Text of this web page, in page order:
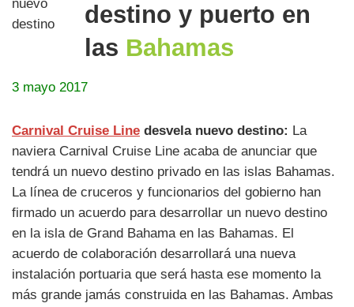
destino y puerto en
las Bahamas
3 mayo 2017
Carnival Cruise Line desvela nuevo destino: La
naviera Carnival Cruise Line acaba de anunciar que
tendrá un nuevo destino privado en las islas Bahamas.
La línea de cruceros y funcionarios del gobierno han
firmado un acuerdo para desarrollar un nuevo destino
en la isla de Grand Bahama en las Bahamas. El
acuerdo de colaboración desarrollará una nueva
instalación portuaria que será hasta ese momento la
más grande jamás construida en las Bahamas. Ambas